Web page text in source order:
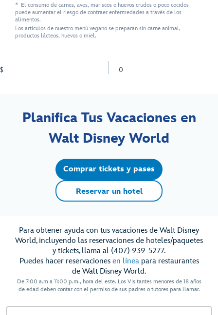
* El consumo de carnes, aves, mariscos o huevos crudos o poco cocidos
puede aumentar el riesgo de contraer enfermedades a través de los
alimentos.
Los artículos de nuestro menú vegano se preparan sin carne animal,
productos lácteos, huevos o miel.
$ 0
Planifica Tus Vacaciones en
Walt Disney World
Comprar tickets y pases
Reservar un hotel
Para obtener ayuda con tus vacaciones de Walt Disney
World, incluyendo las reservaciones de hoteles/paquetes
y tickets, llama al (407) 939-5277.
Puedes hacer reservaciones en líneapara restaurantes
de Walt Disney World.
De 7:00 a.m a 11:00 p.m., hora del este. Los Visitantes menores de 18 años
de edad deben contar con el permiso de sus padres o tutores para llamar.